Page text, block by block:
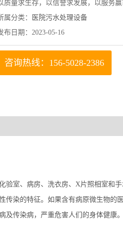
质量求生存，以信誉求发展，以服务赢
属分类：
医院污水处理设备
布日期：2023-05-16
咨询热线：156-5028-2386
验室、病房、洗衣房、 X 片照相室和
染的特征。如果含有病原微生物的
传染病，严重危害人们的身体健康。